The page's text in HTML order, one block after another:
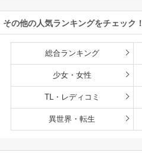
その他の人気ランキングをチェック！
総合ランキング
少女・女性
TL・レディコミ
異世界・転生